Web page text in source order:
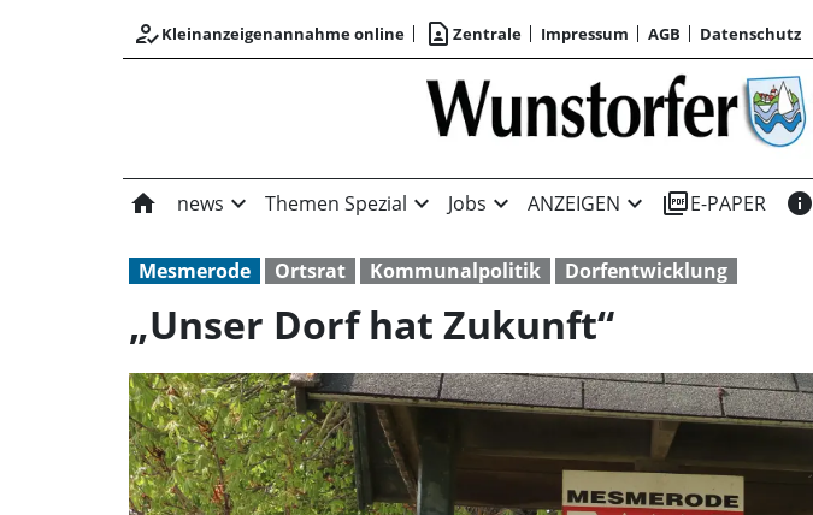
how_to_regKleinanzeigenannahme online contact_page Zentrale Impressum AGB Datenschutz
home news expand_more Themen Spezial expand_more Jobs expand_more ANZEIGEN expand_more picture_as_pdfE-PAPER info
Mesmerode Ortsrat Kommunalpolitik Dorfentwicklung
„Unser Dorf hat Zukunft“